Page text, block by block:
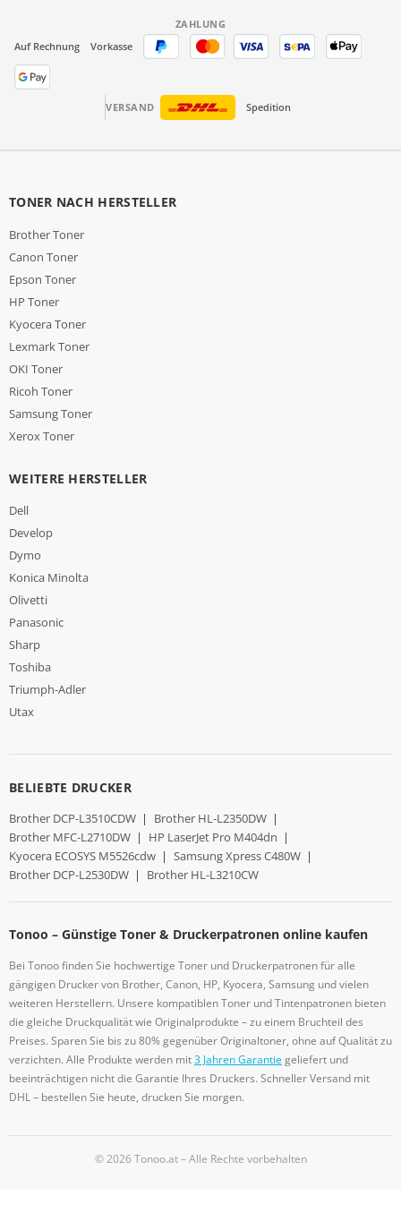
ZAHLUNG
Auf Rechnung
Vorkasse
VERSAND Spedition
TONER NACH HERSTELLER
Brother Toner
Canon Toner
Epson Toner
HP Toner
Kyocera Toner
Lexmark Toner
OKI Toner
Ricoh Toner
Samsung Toner
Xerox Toner
WEITERE HERSTELLER
Dell
Develop
Dymo
Konica Minolta
Olivetti
Panasonic
Sharp
Toshiba
Triumph-Adler
Utax
BELIEBTE DRUCKER
Brother DCP-L3510CDW | Brother HL-L2350DW |
Brother MFC-L2710DW | HP LaserJet Pro M404dn |
Kyocera ECOSYS M5526cdw | Samsung Xpress C480W |
Brother DCP-L2530DW | Brother HL-L3210CW
Tonoo – Günstige Toner & Druckerpatronen online kaufen
Bei Tonoo finden Sie hochwertige Toner und Druckerpatronen für alle
gängigen Drucker von Brother, Canon, HP, Kyocera, Samsung und vielen
weiteren Herstellern. Unsere kompatiblen Toner und Tintenpatronen bieten
die gleiche Druckqualität wie Originalprodukte – zu einem Bruchteil des
Preises. Sparen Sie bis zu 80% gegenüber Originaltoner, ohne auf Qualität zu
verzichten. Alle Produkte werden mit3 Jahren Garantiegeliefert und
beeinträchtigen nicht die Garantie Ihres Druckers. Schneller Versand mit
DHL – bestellen Sie heute, drucken Sie morgen.
© 2026 Tonoo.at – Alle Rechte vorbehalten